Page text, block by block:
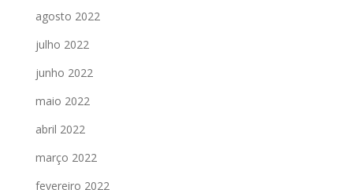
agosto 2022
julho 2022
junho 2022
maio 2022
abril 2022
março 2022
fevereiro 2022